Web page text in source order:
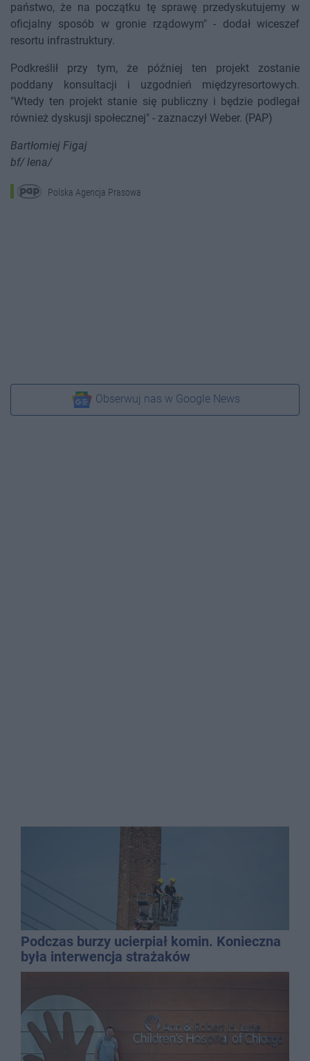
państwo, że na początku tę sprawę przedyskutujemy w
oficjalny sposób w gronie rządowym" - dodał wiceszef
resortu infrastruktury.
Podkreślił przy tym, że później ten projekt zostanie
poddany konsultacji i uzgodnień międzyresortowych.
"Wtedy ten projekt stanie się publiczny i będzie podlegał
również dyskusji społecznej" - zaznaczył Weber. (PAP)
Bartłomiej Figaj
bf/ lena/
Polska Agencja Prasowa
Obserwuj nas w Google News
Podczas burzy ucierpiał komin. Konieczna
była interwencja strażaków